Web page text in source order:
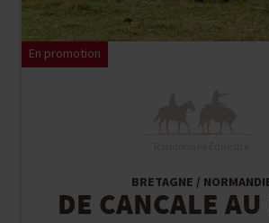
En promotion
BRETAGNE /
DE CANCALE